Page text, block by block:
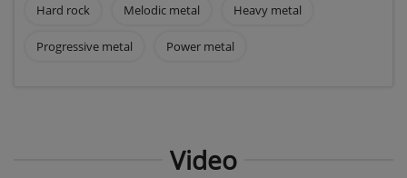
Hard rock Melodic metal Heavy metal
Progressive metal Power metal
Video